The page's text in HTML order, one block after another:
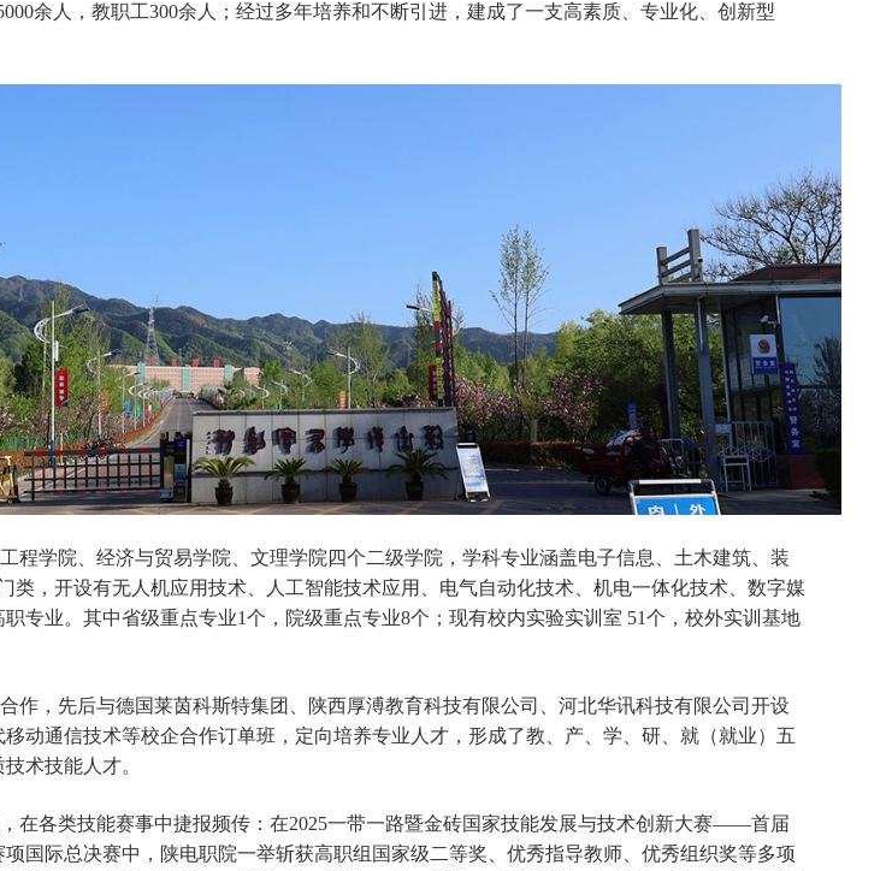
余人，教职工300余人；经过多年培养和不断引进，建成了一支高素质、专业化、创新型
程学院、经济与贸易学院、文理学院四个二级学院，学科专业涵盖电子信息、土木建筑、装
类，开设有无人机应用技术、人工智能技术应用、电气自动化技术、机电一体化技术、数字媒
职专业。其中省级重点专业1个，院级重点专业8个；现有校内实验实训室 51个，校外实训基地
作，先后与德国莱茵科斯特集团、陕西厚溥教育科技有限公司、河北华讯科技有限公司开设
动通信技术等校企合作订单班，定向培养专业人才，形成了教、产、学、研、就（就业）五
术技能人才。
在各类技能赛事中捷报频传：在2025一带一路暨金砖国家技能发展与技术创新大赛——首届
国际总决赛中，陕电职院一举斩获高职组国家级二等奖、优秀指导教师、优秀组织奖等多项